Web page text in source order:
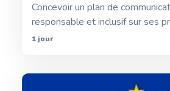
Concevoir un plan de
responsable et inclusif sur ses
1 jour